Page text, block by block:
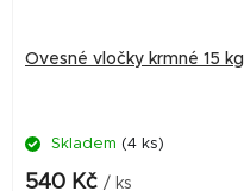
Ovesné vločky krmné 15 kg
Skladem (4 ks)
540 Kč / ks